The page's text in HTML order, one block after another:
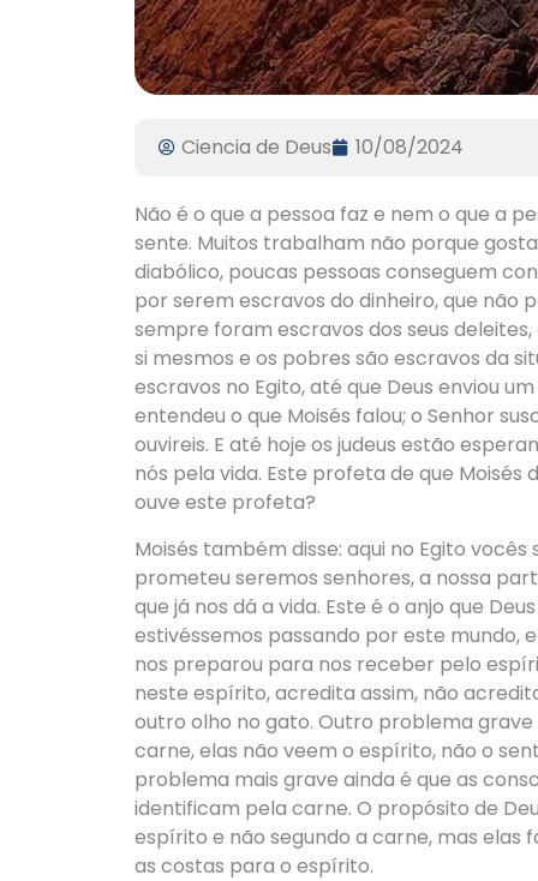
Ciencia de Deus 10/08/2024
Não é o que a pessoa faz e nem o que a
sente. Muitos trabalham não porque
diabólico, poucas pessoas conseguem
por serem escravos do dinheiro, que não
sempre foram escravos dos seus
si mesmos e os pobres são escravos da
escravos no Egito, até que Deus enviou
entendeu o que Moisés falou; o Senhor
ouvireis. E até hoje os judeus estão
nós pela vida. Este profeta de que Moisés
ouve este profeta?
Moisés também disse: aqui no Egito
prometeu seremos senhores, a nossa
que já nos dá a vida. Este é o anjo que
estivéssemos passando por este mundo,
nos preparou para nos receber pelo
neste espírito, acredita assim, não
outro olho no gato. Outro problema
carne, elas não veem o espírito, não o
problema mais grave ainda é que as
identificam pela carne. O propósito de
espírito e não segundo a carne, mas elas
as costas para o espírito.